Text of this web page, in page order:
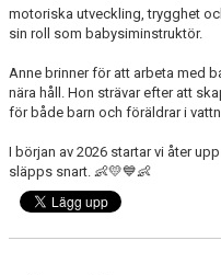
VÅRA TÄVLINGAR
VÅRA EVENEMANG
KSLS FOR UKRAINE
motoriska utveckling, trygghet
sin roll som babysiminstruktör.
Anne brinner för att arbeta med
nära håll. Hon strävar efter att
för både barn och föräldrar i
I början av 2026 startar vi åter
släpps snart. 👶💛💙👶